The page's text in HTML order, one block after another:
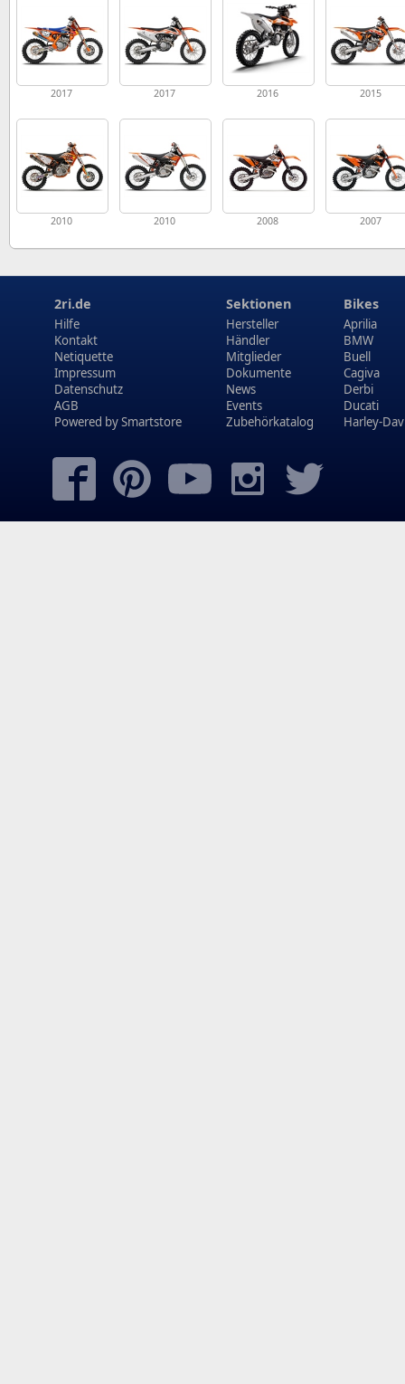
2017 2017 2016 2015
2010 2010 2008 2007
2ri.de
Hilfe
Kontakt
Netiquette
Impressum
Datenschutz
AGB
Powered bySmartstore
Sektionen
Hersteller
Händler
Mitglieder
Dokumente
News
Events
Zubehörkatalog
Bikes
Aprilia
BMW
Buell
Cagiva
Derbi
Ducati
Harley-